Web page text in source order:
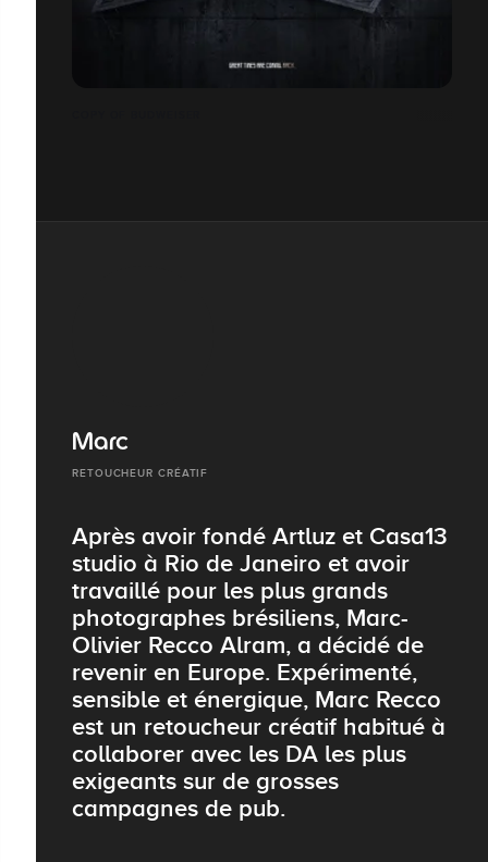
Marc
RETOUCHEUR CRÉATIF
Après avoir fondé Artluz et Casa13
studio à Rio de Janeiro et avoir
travaillé pour les plus grands
photographes brésiliens, Marc-
Olivier Recco Alram, a décidé de
revenir en Europe. Expérimenté,
sensible et énergique, Marc Recco
est un retoucheur créatif habitué à
collaborer avec les DA les plus
exigeants sur de grosses
campagnes de pub.